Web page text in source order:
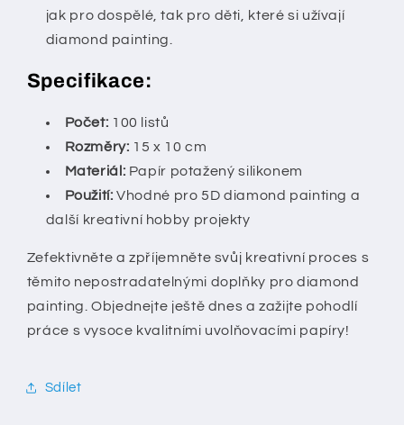
jak pro dospělé, tak pro děti, které si užívají
diamond painting.
Specifikace:
Počet: 100 listů
Rozměry: 15 x 10 cm
Materiál: Papír potažený silikonem
Použití: Vhodné pro 5D diamond painting a
další kreativní hobby projekty
Zefektivněte a zpříjemněte svůj kreativní proces s
těmito nepostradatelnými doplňky pro diamond
painting. Objednejte ještě dnes a zažijte pohodlí
práce s vysoce kvalitními uvolňovacími papíry!
Sdílet